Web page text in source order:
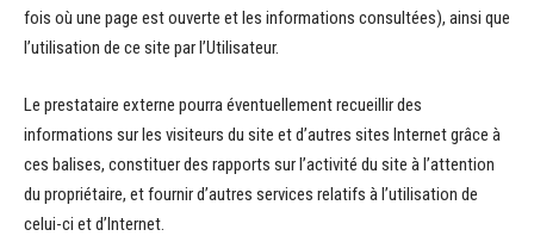
fois où une page est ouverte et les informations consultées), ainsi que
l’utilisation de ce site par l’Utilisateur.
Le prestataire externe pourra éventuellement recueillir des
informations sur les visiteurs du site et d’autres sites Internet grâce à
ces balises, constituer des rapports sur l’activité du site à l’attention
du propriétaire, et fournir d’autres services relatifs à l’utilisation de
celui-ci et d’Internet.